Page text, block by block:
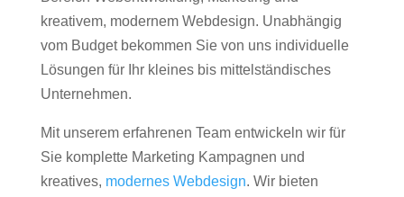
kreativem, modernem Webdesign. Unabhängig
vom Budget bekommen Sie von uns individuelle
Lösungen für Ihr kleines bis mittelständisches
Unternehmen.
Mit unserem erfahrenen Team entwickeln wir für
Sie komplette Marketing Kampagnen und
kreatives, modernes Webdesign. Wir bieten